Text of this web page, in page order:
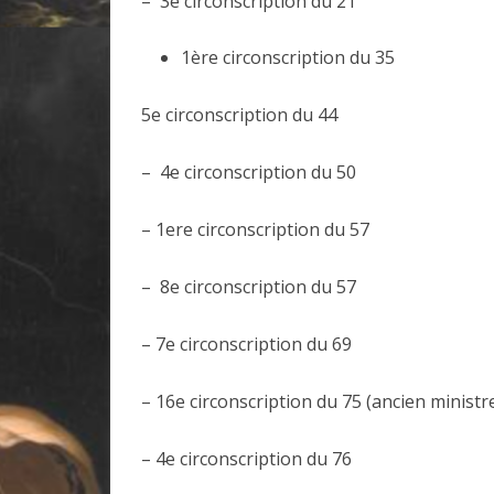
1ère circonscription du 35
5e circonscription du 44
– 4e circonscription du 50
– 1ere circonscription du 57
– 8e circonscription du 57
– 7e circonscription du 69
– 16e circonscription du 75 (ancien
– 4e circonscription du 76